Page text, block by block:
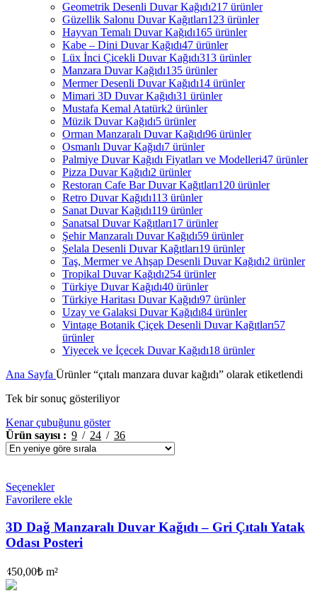
Geometrik Desenli Duvar Kağıdı217 ürünler
Güzellik Salonu Duvar Kağıtları123 ürünler
Hayvan Temalı Duvar Kağıdı165 ürünler
Kabe – Dini Duvar Kağıdı47 ürünler
Lüx İnci Çicekli Duvar Kağıdı313 ürünler
Manzara Duvar Kağıdı135 ürünler
Mermer Desenli Duvar Kağıdı14 ürünler
Mimari 3D Duvar Kağıdı31 ürünler
Mustafa Kemal Atatürk2 ürünler
Müzik Duvar Kağıdı5 ürünler
Orman Manzaralı Duvar Kağıdı96 ürünler
Osmanlı Duvar Kağıdı7 ürünler
Palmiye Duvar Kağıdı Fiyatları ve Modelleri47 ürünler
Pizza Duvar Kağıdı2 ürünler
Restoran Cafe Bar Duvar Kağıtları120 ürünler
Retro Duvar Kağıdı113 ürünler
Sanat Duvar Kağıdı119 ürünler
Sanatsal Duvar Kağıtları17 ürünler
Şehir Manzaralı Duvar Kağıdı59 ürünler
Şelala Desenli Duvar Kağıtları19 ürünler
Taş, Mermer ve Ahşap Desenli Duvar Kağıdı2 ürünler
Tropikal Duvar Kağıdı254 ürünler
Türkiye Duvar Kağıdı40 ürünler
Türkiye Haritası Duvar Kağıdı97 ürünler
Uzay ve Galaksi Duvar Kağıdı84 ürünler
Vintage Botanik Çiçek Desenli Duvar Kağıtları57
ürünler
Yiyecek ve İçecek Duvar Kağıdı18 ürünler
Ana Sayfa Ürünler “çıtalı manzara duvar kağıdı” olarak etiketlendi
Tek bir sonuç gösteriliyor
Kenar çubuğunu göster
Ürün sayısı
9 24 36
Seçenekler
Favorilere ekle
3D Dağ Manzaralı Duvar Kağıdı – Gri Çıtalı Yatak
Odası Posteri
450,00₺ m²